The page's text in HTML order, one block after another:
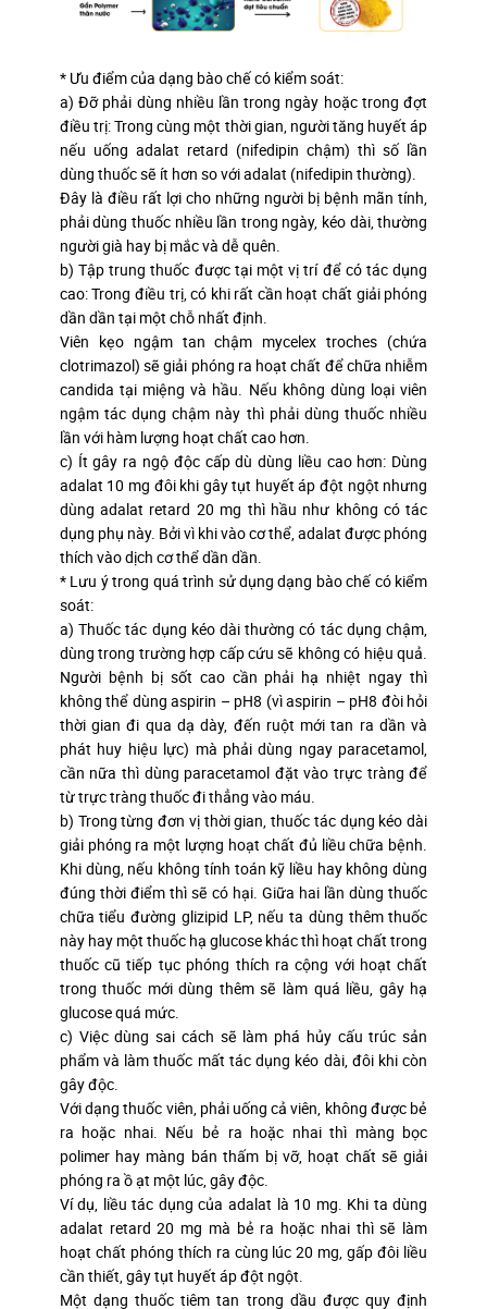
* Ưu điểm của dạng bào chế có kiểm soát:
a) Đỡ phải dùng nhiều lần trong ngày hoặc trong đợt
điều trị: Trong cùng một thời gian, người tăng huyết áp
nếu uống adalat retard (nifedipin chậm) thì số lần
dùng thuốc sẽ ít hơn so với adalat (nifedipin thường).
Đây là điều rất lợi cho những người bị bệnh mãn tính,
phải dùng thuốc nhiều lần trong ngày, kéo dài, thường
người già hay bị mắc và dễ quên.
b) Tập trung thuốc được tại một vị trí để có tác dụng
cao: Trong điều trị, có khi rất cần hoạt chất giải phóng
dần dần tại một chỗ nhất định.
Viên kẹo ngậm tan chậm mycelex troches (chứa
clotrimazol) sẽ giải phóng ra hoạt chất để chữa nhiễm
candida tại miệng và hầu. Nếu không dùng loại viên
ngậm tác dụng chậm này thì phải dùng thuốc nhiều
lần với hàm lượng hoạt chất cao hơn.
c) Ít gây ra ngộ độc cấp dù dùng liều cao hơn: Dùng
adalat 10 mg đôi khi gây tụt huyết áp đột ngột nhưng
dùng adalat retard 20 mg thì hầu như không có tác
dụng phụ này. Bởi vì khi vào cơ thể, adalat được phóng
thích vào dịch cơ thể dần dần.
* Lưu ý trong quá trình sử dụng dạng bào chế có kiểm
soát:
a) Thuốc tác dụng kéo dài thường có tác dụng chậm,
dùng trong trường hợp cấp cứu sẽ không có hiệu quả.
Người bệnh bị sốt cao cần phải hạ nhiệt ngay thì
không thể dùng aspirin – pH8 (vì aspirin – pH8 đòi hỏi
thời gian đi qua dạ dày, đến ruột mới tan ra dần và
phát huy hiệu lực) mà phải dùng ngay paracetamol,
cần nữa thì dùng paracetamol đặt vào trực tràng để
từ trực tràng thuốc đi thẳng vào máu.
b) Trong từng đơn vị thời gian, thuốc tác dụng kéo dài
giải phóng ra một lượng hoạt chất đủ liều chữa bệnh.
Khi dùng, nếu không tính toán kỹ liều hay không dùng
đúng thời điểm thì sẽ có hại. Giữa hai lần dùng thuốc
chữa tiểu đường glizipid LP, nếu ta dùng thêm thuốc
này hay một thuốc hạ glucose khác thì hoạt chất trong
thuốc cũ tiếp tục phóng thích ra cộng với hoạt chất
trong thuốc mới dùng thêm sẽ làm quá liều, gây hạ
glucose quá mức.
c) Việc dùng sai cách sẽ làm phá hủy cấu trúc sản
phẩm và làm thuốc mất tác dụng kéo dài, đôi khi còn
gây độc.
Với dạng thuốc viên, phải uống cả viên, không được bẻ
ra hoặc nhai. Nếu bẻ ra hoặc nhai thì màng bọc
polimer hay màng bán thấm bị vỡ, hoạt chất sẽ giải
phóng ra ồ ạt một lúc, gây độc.
Ví dụ, liều tác dụng của adalat là 10 mg. Khi ta dùng
adalat retard 20 mg mà bẻ ra hoặc nhai thì sẽ làm
hoạt chất phóng thích ra cùng lúc 20 mg, gấp đôi liều
cần thiết, gây tụt huyết áp đột ngột.
Một dạng thuốc tiêm tan trong dầu được quy định